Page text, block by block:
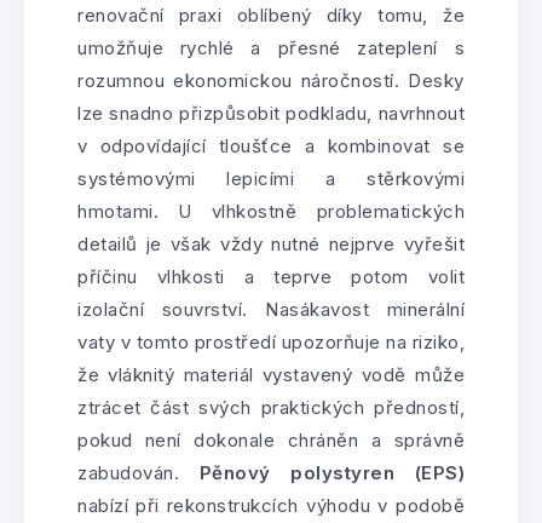
renovační praxi oblíbený díky tomu, že
umožňuje rychlé a přesné zateplení s
rozumnou ekonomickou náročností. Desky
lze snadno přizpůsobit podkladu, navrhnout
v odpovídající tloušťce a kombinovat se
systémovými lepicími a stěrkovými
hmotami. U vlhkostně problematických
detailů je však vždy nutné nejprve vyřešit
příčinu vlhkosti a teprve potom volit
izolační souvrství. Nasákavost minerální
vaty v tomto prostředí upozorňuje na riziko,
že vláknitý materiál vystavený vodě může
ztrácet část svých praktických předností,
pokud není dokonale chráněn a správně
zabudován. Pěnový polystyren (EPS)
nabízí při rekonstrukcích výhodu v podobě